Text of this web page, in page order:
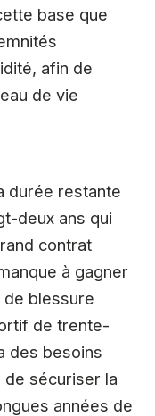
base que
afin de
de vie
durée restante
deux ans qui
contrat
à gagner
blessure
de trente-
des besoins
sécuriser la
années de